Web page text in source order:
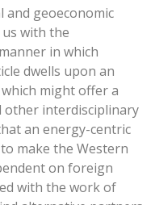
geoeconomic
us with the
in which
dwells upon an
might offer a
other interdisciplinary
an energy-centric
make the Western
on foreign
with the work of